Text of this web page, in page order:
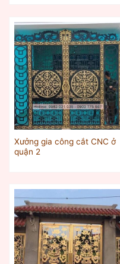
Xưởng gia công cắt CNC ở
quận 2